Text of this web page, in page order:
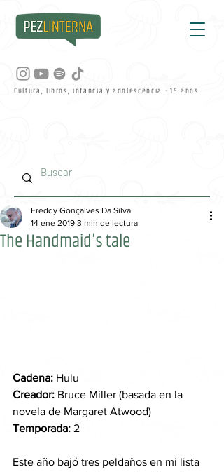
Cultura, libros, infancia y adolescencia · 15 años
The Handmaid's tale
Freddy Gonçalves Da Silva
14 ene 2019 3 min de lectura
Cadena: Hulu
Creador: Bruce Miller (basada en la
novela de Margaret Atwood)
Temporada: 2
Este año bajó tres peldaños en mi lista